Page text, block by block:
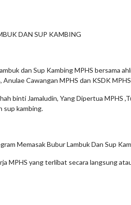
DAN SUP KAMBING
dan Sup Kambing MPHS bersama
Anulae Cawangan MPHS dan KSDK
binti Jamaludin, Yang Dipertua MPHS
sup kambing.
Memasak Bubur Lambuk Dan Sup
MPHS yang terlibat secara langsung